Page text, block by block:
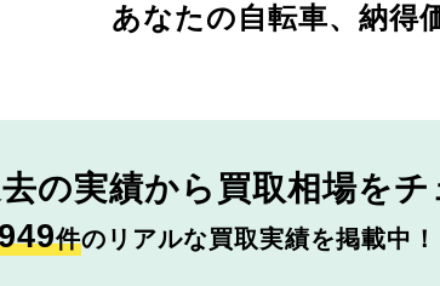
あなたの自転車、 納得
の実績から 買取相場をチ
件のリアルな買取実績を掲載中！